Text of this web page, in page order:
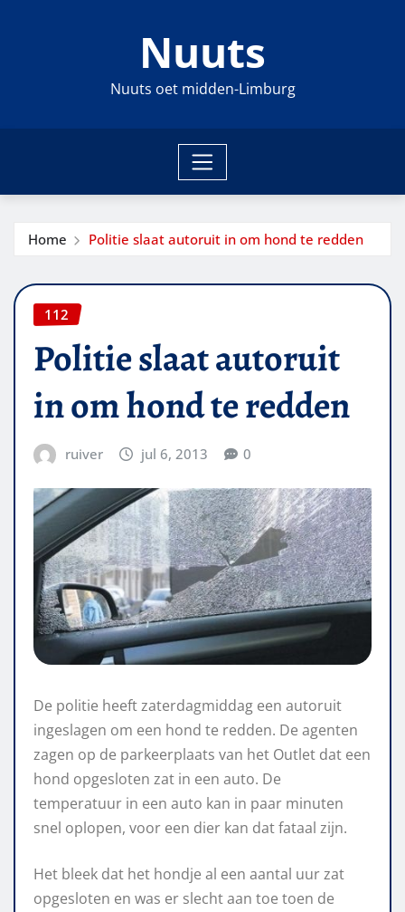
Nuuts
Nuuts oet midden-Limburg
Home Politie slaat autoruit in om hond te redden
112
Politie slaat autoruit
in om hond te redden
ruiver jul 6, 2013 0
De politie heeft zaterdagmiddag een autoruit
ingeslagen om een hond te redden. De agenten
zagen op de parkeerplaats van het Outlet dat een
hond opgesloten zat in een auto. De
temperatuur in een auto kan in paar minuten
snel oplopen, voor een dier kan dat fataal zijn.
Het bleek dat het hondje al een aantal uur zat
opgesloten en was er slecht aan toe toen de